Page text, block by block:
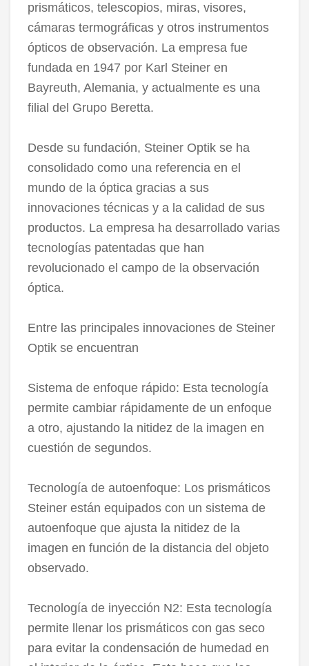
prismáticos, telescopios, miras, visores,
cámaras termográficas y otros instrumentos
ópticos de observación. La empresa fue
fundada en 1947 por Karl Steiner en
Bayreuth, Alemania, y actualmente es una
filial del Grupo Beretta.
Desde su fundación, Steiner Optik se ha
consolidado como una referencia en el
mundo de la óptica gracias a sus
innovaciones técnicas y a la calidad de sus
productos. La empresa ha desarrollado varias
tecnologías patentadas que han
revolucionado el campo de la observación
óptica.
Entre las principales innovaciones de Steiner
Optik se encuentran
Sistema de enfoque rápido: Esta tecnología
permite cambiar rápidamente de un enfoque
a otro, ajustando la nitidez de la imagen en
cuestión de segundos.
Tecnología de autoenfoque: Los prismáticos
Steiner están equipados con un sistema de
autoenfoque que ajusta la nitidez de la
imagen en función de la distancia del objeto
observado.
Tecnología de inyección N2: Esta tecnología
permite llenar los prismáticos con gas seco
para evitar la condensación de humedad en